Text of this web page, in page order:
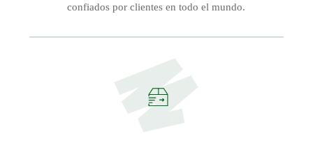
confiados por clientes en todo el mundo.